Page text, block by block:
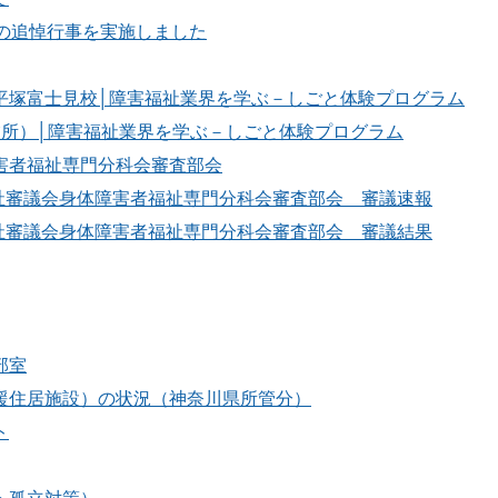
追悼行事を実施しました
富士見校│障害福祉業界を学ぶ－しごと体験プログラム
）│障害福祉業界を学ぶ－しごと体験プログラム
者福祉専門分科会審査部会
議会身体障害者福祉専門分科会審査部会 審議速報
審議会身体障害者福祉専門分科会審査部会 審議結果
室
居施設）の状況（神奈川県所管分）